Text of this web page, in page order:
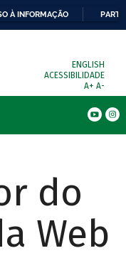
À INFORMAÇÃO
ENGLISH
ACESSIBILIDADE
A+ A-
do
Web